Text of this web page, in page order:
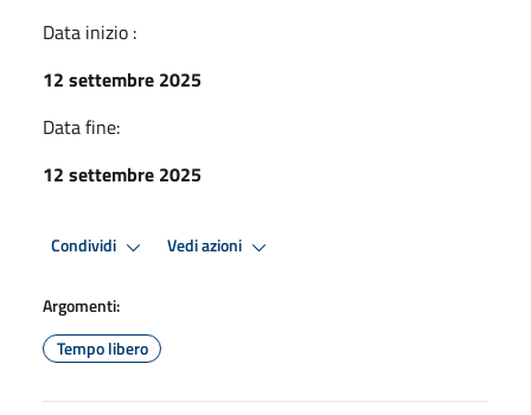
Data inizio :
12 settembre 2025
Data fine:
12 settembre 2025
Condividi Vedi azioni
Argomenti:
Tempo libero